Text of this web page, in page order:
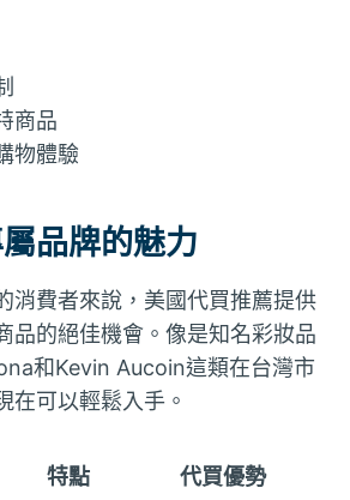
商品
物體驗
品牌的魅力
消費者來說，美國代買推薦提供
品的絕佳機會。像是知名彩妝品
和Kevin Aucoin這類在台灣市
在可以輕鬆入手。
特點
代買優勢